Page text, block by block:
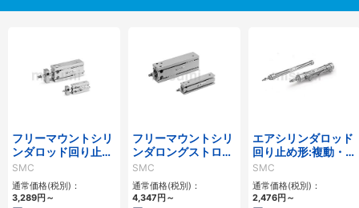
フリーマウントシリ
ンダロッド回り止め
形、複動:片ロッ
ド/CUKシリーズ
SMC
通常価格(税別)：
3,289円～
フリーマウントシリ
ンダロングストロー
クタイプ、複動:片ロ
ッド/CUシリーズ
SMC
通常価格(税別)：
4,347円～
エアシリンダロッド
回り止め形:複動・片
ロッド/CJ2Kシリー
ズ
SMC
通常価格(税別)：
2,476円～